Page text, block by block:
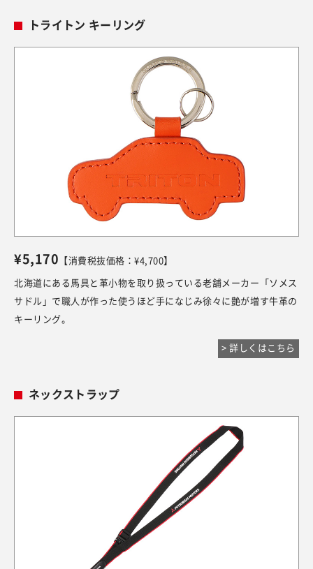
トライトン キーリング
¥5,170 【消費税抜価格：¥4,700】
北海道にある馬具と革小物を取り扱っている老舗メーカー「ソメス
サドル」で職人が作った使うほど手になじみ徐々に艶が増す牛革の
キーリング。
> 詳しくはこちら
ネックストラップ